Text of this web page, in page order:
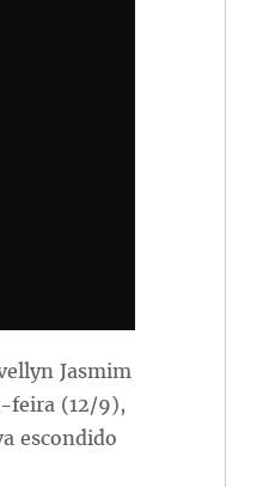
Jasmim
feira (12/9),
escondido